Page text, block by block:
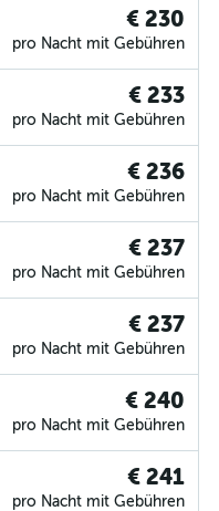
€ 230
pro Nacht mit Gebühren
€ 233
pro Nacht mit Gebühren
€ 236
pro Nacht mit Gebühren
€ 237
pro Nacht mit Gebühren
€ 237
pro Nacht mit Gebühren
€ 240
pro Nacht mit Gebühren
€ 241
pro Nacht mit Gebühren